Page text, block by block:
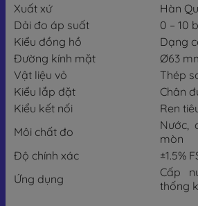
Xuất xứ
Hàn
Dải đo áp suất
0 – 10
Kiểu đồng hồ
Dạng
Đường kính mặt
Ø63
Vật liệu vỏ
Thép
Kiểu lắp đặt
Chân
Kiểu kết nối
Ren
Môi chất đo
Nước,
mòn
Độ chính xác
±1.5%
Ứng dụng
Cấp
thống